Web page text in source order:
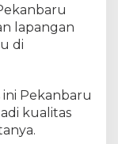
lapangan
di
ini Pekanbaru
kualitas